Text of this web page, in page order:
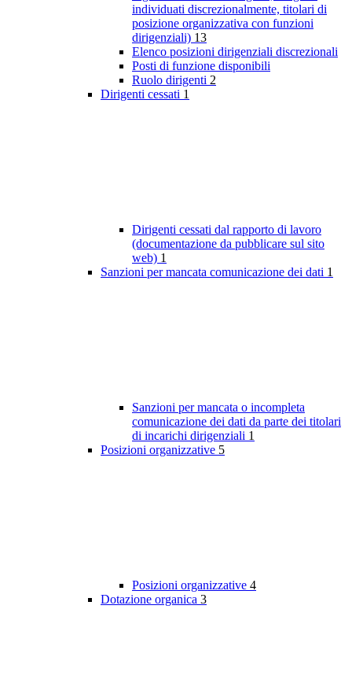
individuati discrezionalmente, titolari di
posizione organizzativa con funzioni
dirigenziali) 13
Elenco posizioni dirigenziali discrezionali
Posti di funzione disponibili
Ruolo dirigenti 2
Dirigenti cessati 1
Dirigenti cessati dal rapporto di lavoro
(documentazione da pubblicare sul sito
web) 1
Sanzioni per mancata comunicazione dei dati 1
Sanzioni per mancata o incompleta
comunicazione dei dati da parte dei titolari
di incarichi dirigenziali 1
Posizioni organizzative 5
Posizioni organizzative 4
Dotazione organica 3